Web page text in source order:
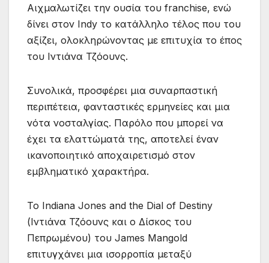
Αιχμαλωτίζει την ουσία του franchise, ενώ
δίνει στον Indy το κατάλληλο τέλος που του
αξίζει, ολοκληρώνοντας με επιτυχία το έπος
του Ιντιάνα Τζόουνς.
Συνολικά, προσφέρει μια συναρπαστική
περιπέτεια, φανταστικές ερμηνείες και μια
νότα νοσταλγίας. Παρόλο που μπορεί να
έχει τα ελαττώματά της, αποτελεί έναν
ικανοποιητικό αποχαιρετισμό στον
εμβληματικό χαρακτήρα.
Το Indiana Jones and the Dial of Destiny
(Ιντιάνα Τζόουνς και ο Δίσκος του
Πεπρωμένου) του James Mangold
επιτυγχάνει μια ισορροπία μεταξύ